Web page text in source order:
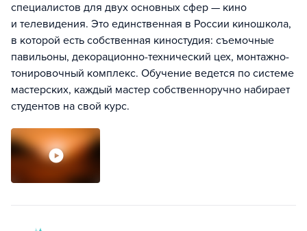
специалистов для двух основных сфер — кино
и телевидения. Это единственная в России киношкола,
в которой есть собственная киностудия: съемочные
павильоны, декорационно-технический цех, монтажно-
тонировочный комплекс. Обучение ведется по системе
мастерских, каждый мастер собственноручно набирает
студентов на свой курс.